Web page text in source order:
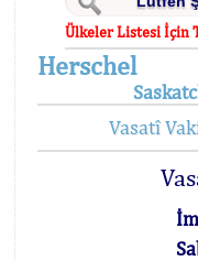
Ülkeler Listesi İçin
Herschel
Vasatî